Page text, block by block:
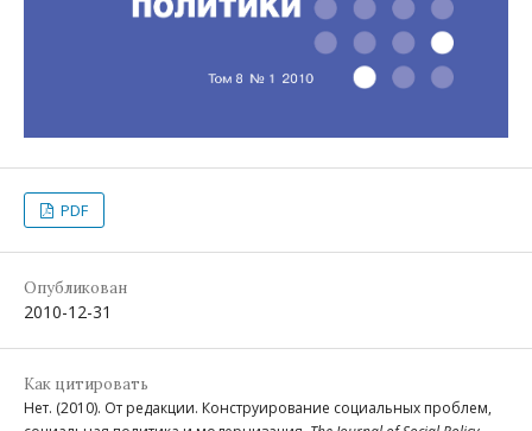
PDF
Опубликован
2010-12-31
Как цитировать
Нет. (2010). От редакции. Конструирование социальных проблем,